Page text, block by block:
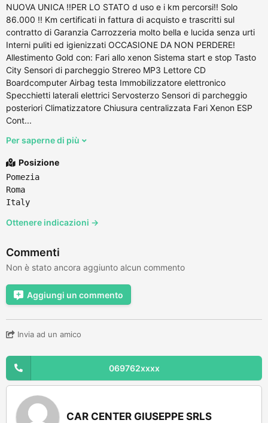
NUOVA UNICA !!PER LO STATO d uso e i km percorsi!! Solo
86.000 !! Km certificati in fattura di acquisto e trascritti sul
contratto di Garanzia Carrozzeria molto bella e lucida senza urti
Interni puliti ed igienizzati OCCASIONE DA NON PERDERE!
Allestimento Gold con: Fari allo xenon Sistema start e stop Tasto
City Sensori di parcheggio Strereo MP3 Lettore CD
Boardcomputer Airbag testa Immobilizzatore elettronico
Specchietti laterali elettrici Servosterzo Sensori di parcheggio
posteriori Climatizzatore Chiusura centralizzata Fari Xenon ESP
Cont...
Per saperne di più
Posizione
Pomezia
Roma
Italy
Ottenere indicazioni →
Commenti
Non è stato ancora aggiunto alcun commento
Aggiungi un commento
Invia ad un amico
069762xxxx
CAR CENTER GIUSEPPE SRLS